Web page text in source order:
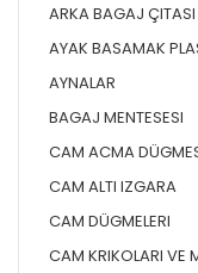
ARKA BAGAJ ÇITASI
AYAK BASAMAK
AYNALAR
BAGAJ MENTESESI
CAM ACMA
CAM ALTI IZGARA
CAM DÜGMELERI
CAM KRIKOLARI VE